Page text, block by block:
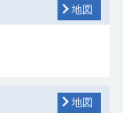
地図
地図